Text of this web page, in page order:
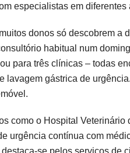
especialistas em
donos só descobrem a
habitual num
para três clínicas – todas
lavagem gástrica de
como o Hospital
urgência contínua com
se pelos serviços de